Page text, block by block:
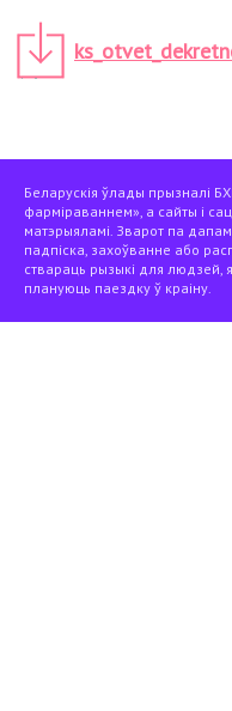
Беларускія ўлады прызналі
фарміраваннем», а сайты і
матэрыяламі. Зварот па
падпіска, захоўванне або
ствараць рызыкі для людзей,
плануюць паездку ў краіну.